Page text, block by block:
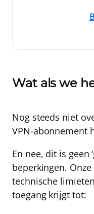
Wat als we
Nog steeds niet
VPN-abonnement
En nee, dit is geen
beperkingen.
technische
toegang krijgt tot: